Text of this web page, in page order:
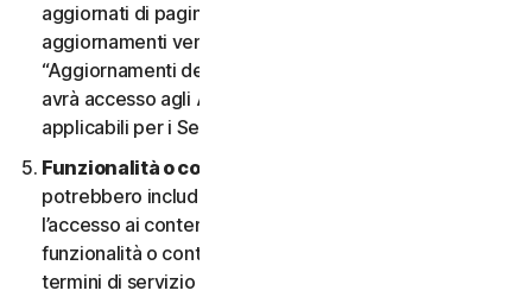
aggiornati di pagine web autenticate. Questi
aggiornamenti vengono definiti collettivamente
“Aggiornamenti dei contenuti”. In tal caso, l’Utente
avrà accesso agli Aggiornamenti dei contenuti
applicabili per i Servizi durante il Periodo del Servizio.
Funzionalità o contenuti di terzi.
potrebbero includere funzionalità di terzi o consentire
l’accesso ai contenuti di un sito Web di terzi. Tali
funzionalità o contenuti possono essere soggetti ai
termini di servizio e alle informative sulla privacy di tali